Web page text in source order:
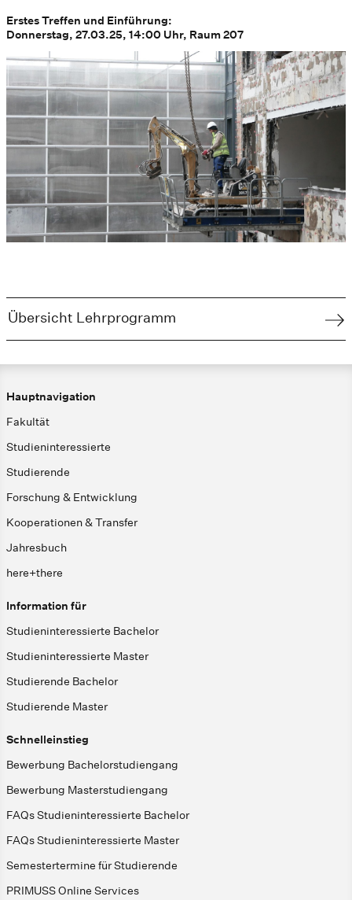
Erstes Treffen und Einführung:
Donnerstag, 27.03.25, 14:00 Uhr, Raum 207
Übersicht Lehrprogramm
Hauptnavigation
Fakultät
Studieninteressierte
Studierende
Forschung & Entwicklung
Kooperationen & Transfer
Jahresbuch
here+there
Information für
Studieninteressierte Bachelor
Studieninteressierte Master
Studierende Bachelor
Studierende Master
Schnelleinstieg
Bewerbung Bachelorstudiengang
Bewerbung Masterstudiengang
FAQs Studieninteressierte Bachelor
FAQs Studieninteressierte Master
Semestertermine für Studierende
PRIMUSS Online Services